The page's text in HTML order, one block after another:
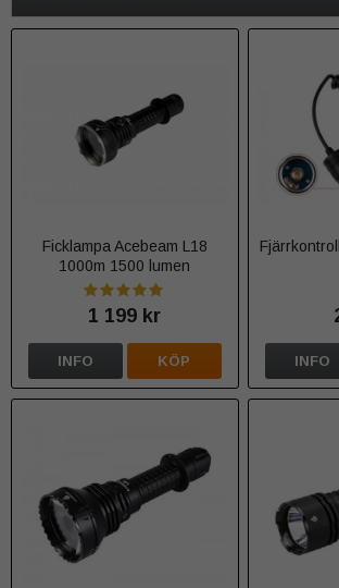
Ficklampa Acebeam L18
1000m 1500 lumen
1 199 kr
INFO KÖP INFO